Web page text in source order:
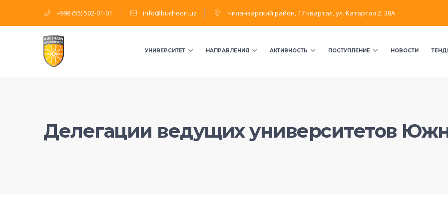
+998 (55) 502-01-01 info@bucheon.uz Чиланзарский район, 17 квартал, ул. Катартал 2, 38А
УНИВЕРСИТЕТ НАПРАВЛЕНИЯ АКТИВНОСТЬ ПОСТУПЛЕНИЕ НОВОСТИ
Делегации ведущих университетов